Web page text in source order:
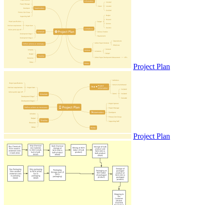
Project Plan
Project Plan